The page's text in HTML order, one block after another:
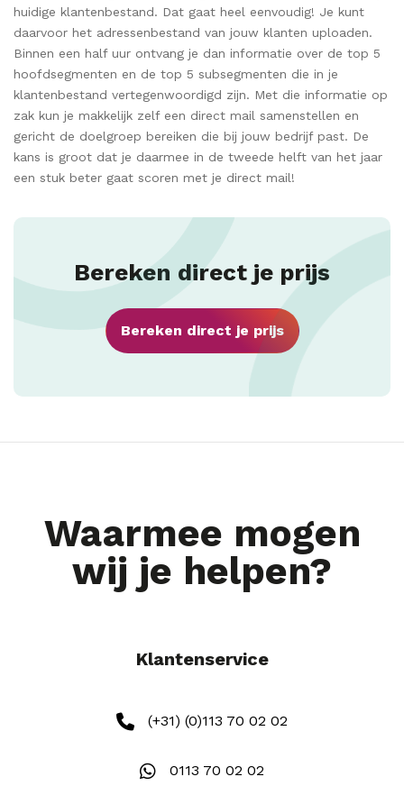
huidige klantenbestand. Dat gaat heel eenvoudig! Je kunt
daarvoor het adressenbestand van jouw klanten uploaden.
Binnen een half uur ontvang je dan informatie over de top 5
hoofdsegmenten en de top 5 subsegmenten die in je
klantenbestand vertegenwoordigd zijn. Met die informatie op
zak kun je makkelijk zelf een direct mail samenstellen en
gericht de doelgroep bereiken die bij jouw bedrijf past. De
kans is groot dat je daarmee in de tweede helft van het jaar
een stuk beter gaat scoren met je direct mail!
Bereken direct je prijs
Bereken direct je prijs
Waarmee mogen
wij je helpen?
Klantenservice
(+31) (0)113 70 02 02
0113 70 02 02